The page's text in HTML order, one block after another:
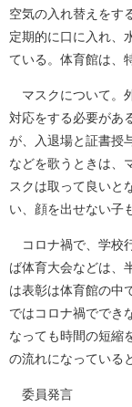
空気の入れ替えをす
定期的に口に入れ、
ている。体育館は、
マスクについて。
対応をする必要があ
が、入退場と証書授
などを歌うときは、
スクは取って良いと
い、顔を出せない子
コロナ禍で、学校
ば体育大会などは、
は表彰は体育館の中
ではコロナ禍ででき
なっても時間の短縮
の流れになっている
委員発言